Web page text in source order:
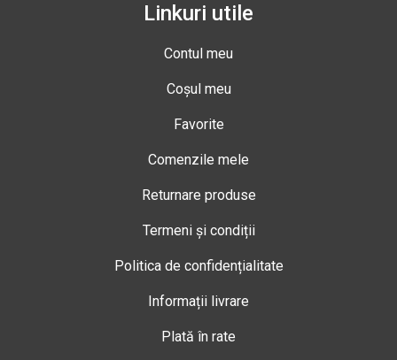
Linkuri utile
Contul meu
Coșul meu
Favorite
Comenzile mele
Returnare produse
Termeni și condiții
Politica de confidențialitate
Informații livrare
Plată în rate